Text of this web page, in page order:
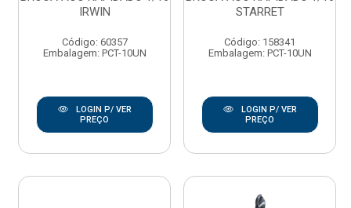
IRWIN
Código: 60357
Embalagem: PCT-10UN
LOGIN P/ VER
PREÇO
STARRET
Código: 158341
Embalagem: PCT-10UN
LOGIN P/ VER
PREÇO